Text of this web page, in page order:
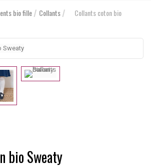
bio fille Collants
Collants coton bio
bio Sweaty